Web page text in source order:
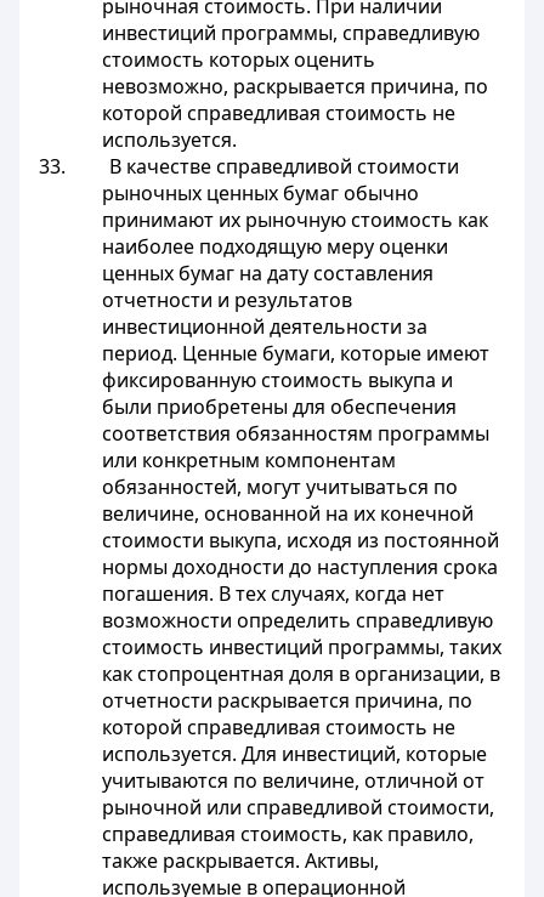
рыночная стоимость. При наличии
инвестиций программы, справедливую
стоимость которых оценить
невозможно, раскрывается причина, по
которой справедливая стоимость не
используется.
33. В качестве справедливой стоимости
рыночных ценных бумаг обычно
принимают их рыночную стоимость как
наиболее подходящую меру оценки
ценных бумаг на дату составления
отчетности и результатов
инвестиционной деятельности за
период. Ценные бумаги, которые имеют
фиксированную стоимость выкупа и
были приобретены для обеспечения
соответствия обязанностям программы
или конкретным компонентам
обязанностей, могут учитываться по
величине, основанной на их конечной
стоимости выкупа, исходя из постоянной
нормы доходности до наступления срока
погашения. В тех случаях, когда нет
возможности определить справедливую
стоимость инвестиций программы, таких
как стопроцентная доля в организации, в
отчетности раскрывается причина, по
которой справедливая стоимость не
используется. Для инвестиций, которые
учитываются по величине, отличной от
рыночной или справедливой стоимости,
справедливая стоимость, как правило,
также раскрывается. Активы,
используемые в операционной